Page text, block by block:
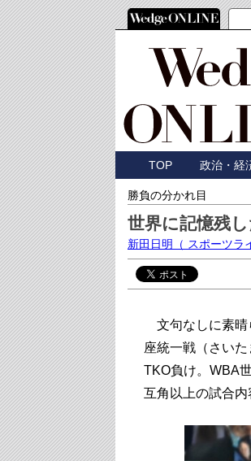
TOP 政治・経
勝負の分かれ目
世界に記憶残
新田日明 （ スポーツラ
文句なしに素晴
座統一戦（さい
TKO負け。WBA
互角以上の試合内